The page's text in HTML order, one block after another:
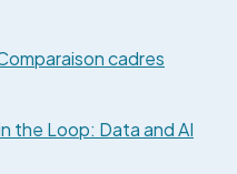
cadres
the Loop: Data and AI